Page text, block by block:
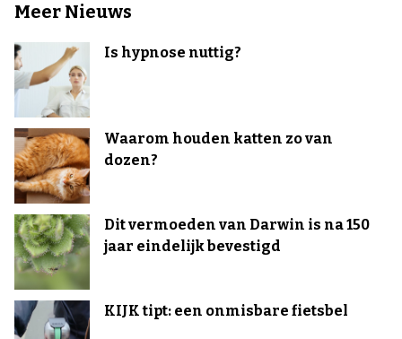
Meer Nieuws
Is hypnose nuttig?
Waarom houden katten zo van
dozen?
Dit vermoeden van Darwin is na 150
jaar eindelijk bevestigd
KIJK tipt: een onmisbare fietsbel